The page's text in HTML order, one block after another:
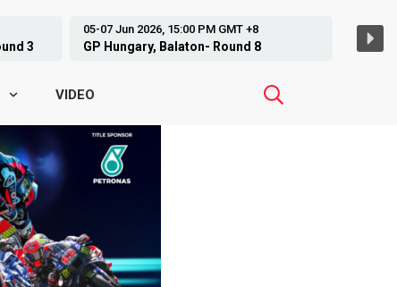
12-14 Jun 2026, 08:00 AM GMT +8
ARRC, Motegi - Round 3
VIDEO